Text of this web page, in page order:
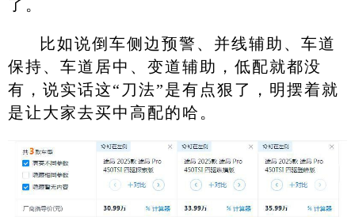
了。
比如说倒车侧边预警、并线辅助、车道
保持、车道居中、变道辅助，低配就都没
有，说实话这“刀法”是有点狠了，明摆着就
是让大家去买中高配的哈。